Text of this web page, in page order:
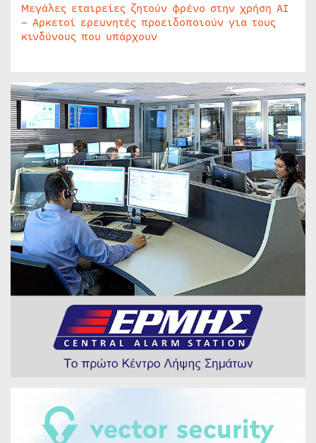
Μεγάλες εταιρείες ζητούν φρένο στην χρήση AI
– Αρκετοί ερευνητές προειδοποιούν για τους
κινδύνους που υπάρχουν